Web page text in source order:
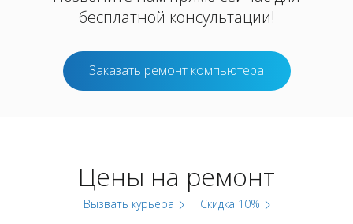
бесплатной консультации!
Заказать ремонт компьютера
Цены на ремонт
Вызвать курьера Скидка 10%